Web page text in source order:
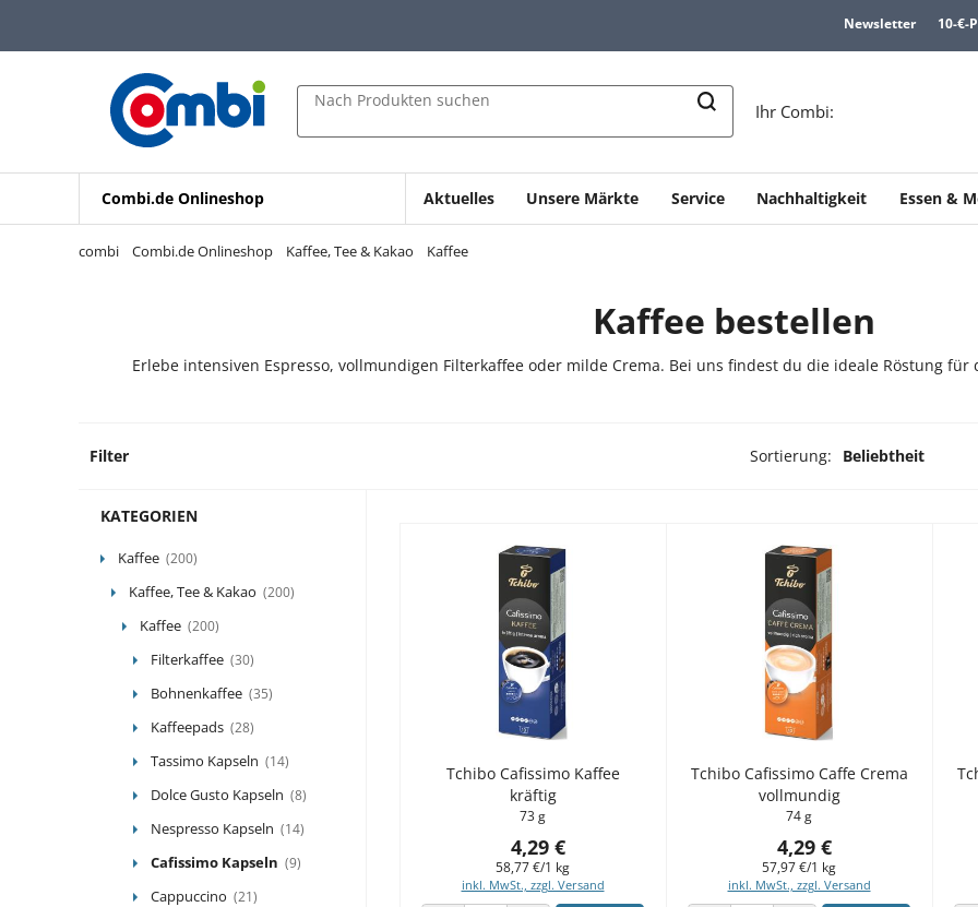
Zur Navigation springen
Zur Suche springen
Newsletter 10-€-
Nach Produkten suchen
Ihr Combi:
Combi.de Onlineshop Aktuelles Unsere Märkte Service Nachhaltigkeit Essen &
combi Combi.de Onlineshop Kaffee, Tee & Kakao Kaffee
Kaffee bestellen
Erlebe intensiven Espresso, vollmundigen Filterkaffee oder milde Crema. Bei uns findest du die ideale Röstung
Filter Sortierung: Beliebtheit
KATEGORIEN
Kaffee (200)
Kaffee, Tee & Kakao (200)
Kaffee (200)
Filterkaffee (30)
Bohnenkaffee (35)
Kaffeepads (28)
Tassimo Kapseln (14)
Dolce Gusto Kapseln (8)
Nespresso Kapseln (14)
Cafissimo Kapseln (9)
Cappuccino (21)
Tchibo Cafissimo Kaffee
kräftig
73 g
4,29 €
58,77 €/1 kg
inkl. MwSt., zzgl. Versand
Tchibo Cafissimo Caffe Crema
vollmundig
74 g
4,29 €
57,97 €/1 kg
inkl. MwSt., zzgl. Versand